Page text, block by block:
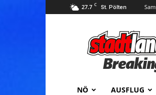
27.7 C St. Pölten
NÖ AUSFLUG